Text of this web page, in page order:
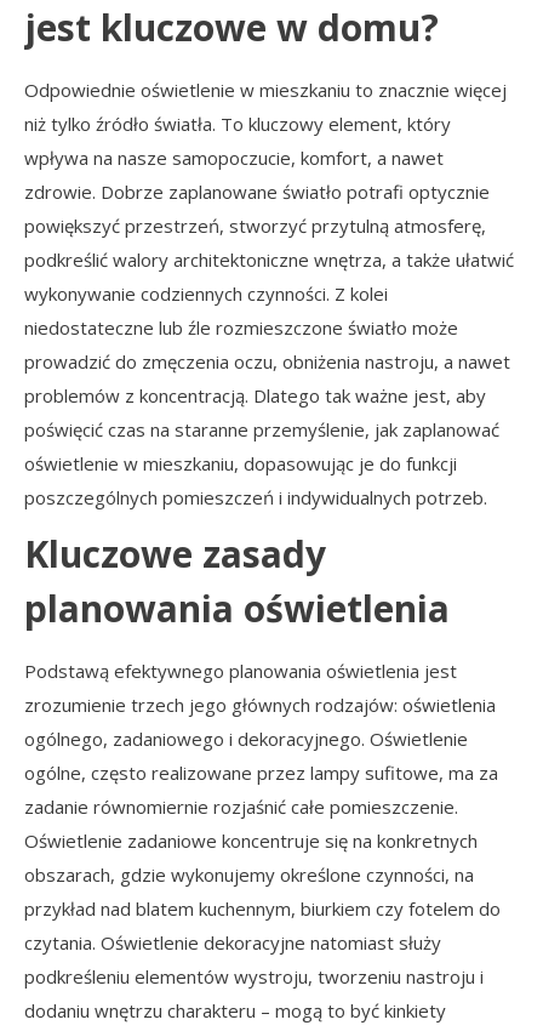
jest kluczowe w domu?
Odpowiednie oświetlenie w mieszkaniu to znacznie więcej
niż tylko źródło światła. To kluczowy element, który
wpływa na nasze samopoczucie, komfort, a nawet
zdrowie. Dobrze zaplanowane światło potrafi optycznie
powiększyć przestrzeń, stworzyć przytulną atmosferę,
podkreślić walory architektoniczne wnętrza, a także ułatwić
wykonywanie codziennych czynności. Z kolei
niedostateczne lub źle rozmieszczone światło może
prowadzić do zmęczenia oczu, obniżenia nastroju, a nawet
problemów z koncentracją. Dlatego tak ważne jest, aby
poświęcić czas na staranne przemyślenie, jak zaplanować
oświetlenie w mieszkaniu, dopasowując je do funkcji
poszczególnych pomieszczeń i indywidualnych potrzeb.
Kluczowe zasady
planowania oświetlenia
Podstawą efektywnego planowania oświetlenia jest
zrozumienie trzech jego głównych rodzajów: oświetlenia
ogólnego, zadaniowego i dekoracyjnego. Oświetlenie
ogólne, często realizowane przez lampy sufitowe, ma za
zadanie równomiernie rozjaśnić całe pomieszczenie.
Oświetlenie zadaniowe koncentruje się na konkretnych
obszarach, gdzie wykonujemy określone czynności, na
przykład nad blatem kuchennym, biurkiem czy fotelem do
czytania. Oświetlenie dekoracyjne natomiast służy
podkreśleniu elementów wystroju, tworzeniu nastroju i
dodaniu wnętrzu charakteru – mogą to być kinkiety